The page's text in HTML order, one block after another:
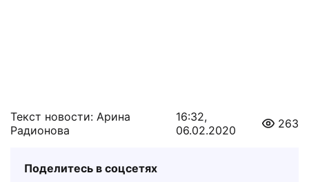
Текст новости: Арина
Радионова
16:32,
06.02.2020
263
Поделитесь в соцсетях